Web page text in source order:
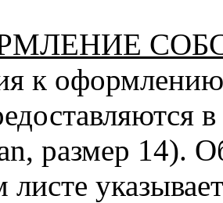
к
размер 14).
листе